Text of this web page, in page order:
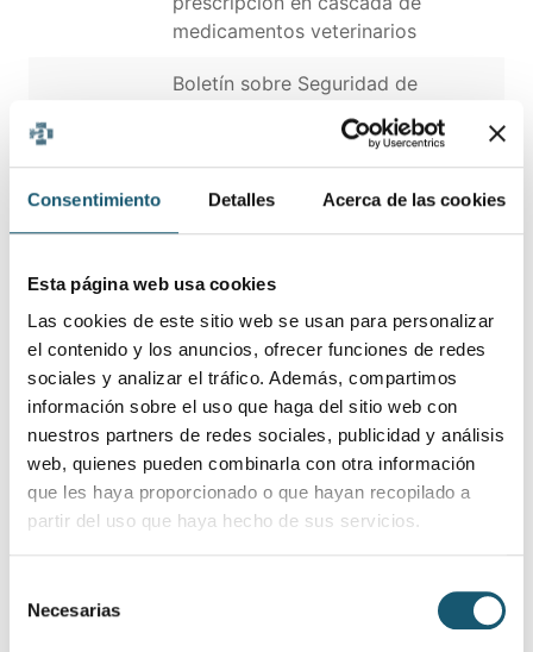
Consentimiento Detalles Acerca de las cookies
Esta página web usa cookies
Las cookies de este sitio web se usan para personalizar
el contenido y los anuncios, ofrecer funciones de redes
sociales y analizar el tráfico. Además, compartimos
información sobre el uso que haga del sitio web con
nuestros partners de redes sociales, publicidad y análisis
web, quienes pueden combinarla con otra información
que les haya proporcionado o que hayan recopilado a
partir del uso que haya hecho de sus servicios.
Necesarias
medicamentos veterinarios
Boletín sobre Seguridad de
Medicamentos de Uso Humano.
Reunión del Comité de
21/07/2026
Medicamentos de Uso Humano.
Junio de 2026
21/07/2026
Boletín del Comité de
Medicamentos de Uso Humano.
Mayo de 2026
Boletín sobre Seguridad de